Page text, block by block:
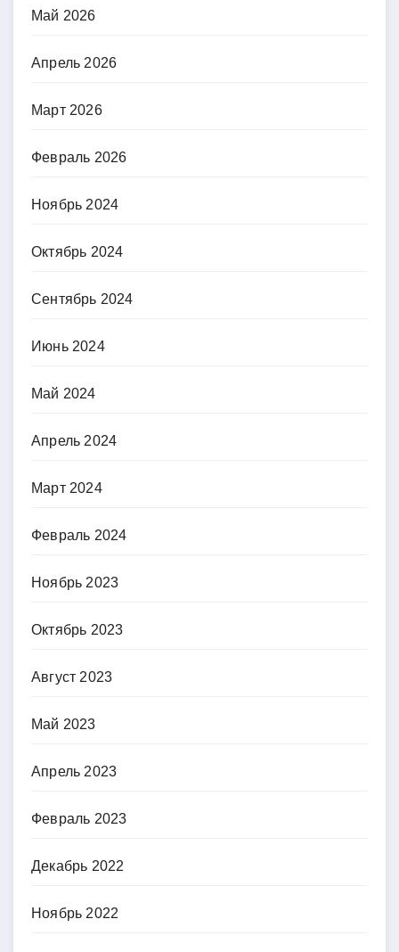
Май 2026
Апрель 2026
Март 2026
Февраль 2026
Ноябрь 2024
Октябрь 2024
Сентябрь 2024
Июнь 2024
Май 2024
Апрель 2024
Март 2024
Февраль 2024
Ноябрь 2023
Октябрь 2023
Август 2023
Май 2023
Апрель 2023
Февраль 2023
Декабрь 2022
Ноябрь 2022